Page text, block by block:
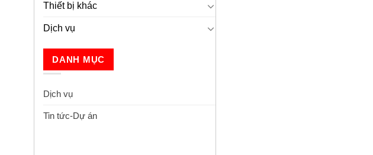
Thiết bị khác
Dịch vụ
DANH MỤC
Dịch vụ
Tin tức-Dự án